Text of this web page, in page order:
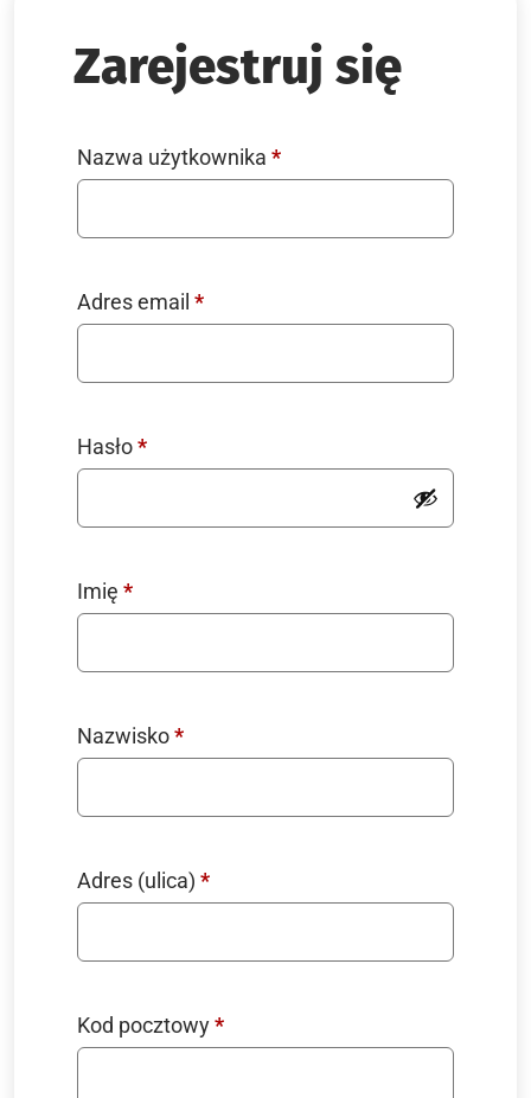
Zarejestruj się
Nazwa użytkownika *Wymagane
Adres email *Wymagane
Hasło*Wymagane
Imię *
Nazwisko*
Adres (ulica) *
Kod pocztowy*